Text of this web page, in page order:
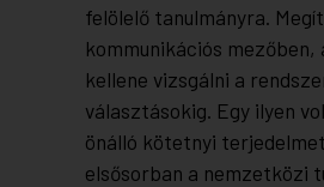
felölelő tanulmányra.
kommunikációs
kellene vizsgálni a
választásokig. Egy ilyen
önálló kötetnyi
elsősorban a nemzetközi